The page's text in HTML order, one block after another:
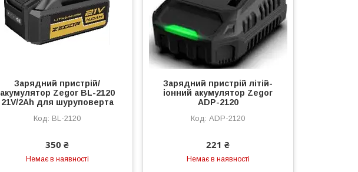
Зарядний пристрій/
акумулятор Zegor BL-2120
21V/2Ah для шуруповерта
BL-2120
350 ₴
Немає в наявності
Зарядний пристрій літій-
іонний акумулятор Zegor
ADP-2120
ADP-2120
221 ₴
Немає в наявності